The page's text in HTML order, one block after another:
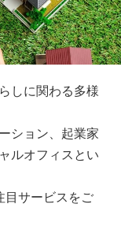
しに関わる多様
ション、起業家
ルオフィスとい
目サービスをご